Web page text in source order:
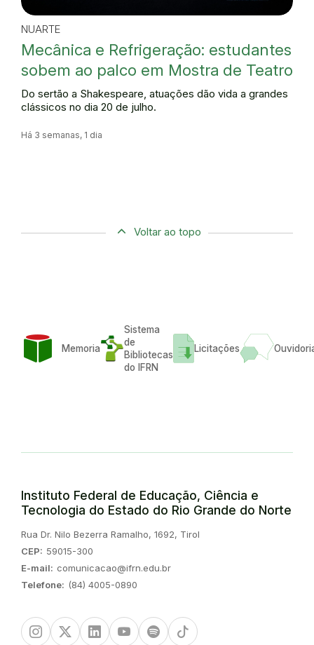
NUARTE
Mecânica e Refrigeração: estudantes
sobem ao palco em Mostra de Teatro
Do sertão a Shakespeare, atuações dão vida a grandes
clássicos no dia 20 de julho.
Há 3 semanas, 1 dia
Voltar ao topo
Memoria
Sistema
de
Bibliotecas
do IFRN
Licitações
Instituto Federal de Educação, Ciência e
Tecnologia do Estado do Rio Grande do Norte
Endereço:
Rua Dr. Nilo Bezerra Ramalho, 1692, Tirol
CEP: 59015-300
E-mail: comunicacao@ifrn.edu.br
Telefone: (84) 4005-0890
InstagramTwitter/XLinkedinYoutubeSpotify TikTok